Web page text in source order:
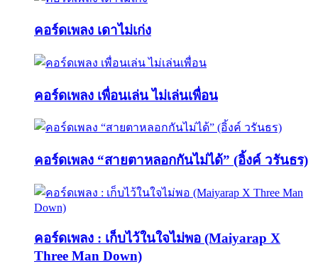
คอร์ดเพลง เดาไม่เก่ง
คอร์ดเพลง เพื่อนเล่น ไม่เล่นเพื่อน
คอร์ดเพลง “สายตาหลอกกันไม่ได้” (อิ้งค์ วรันธร)
คอร์ดเพลง : เก็บไว้ในใจไม่พอ (Maiyarap X
Three Man Down)